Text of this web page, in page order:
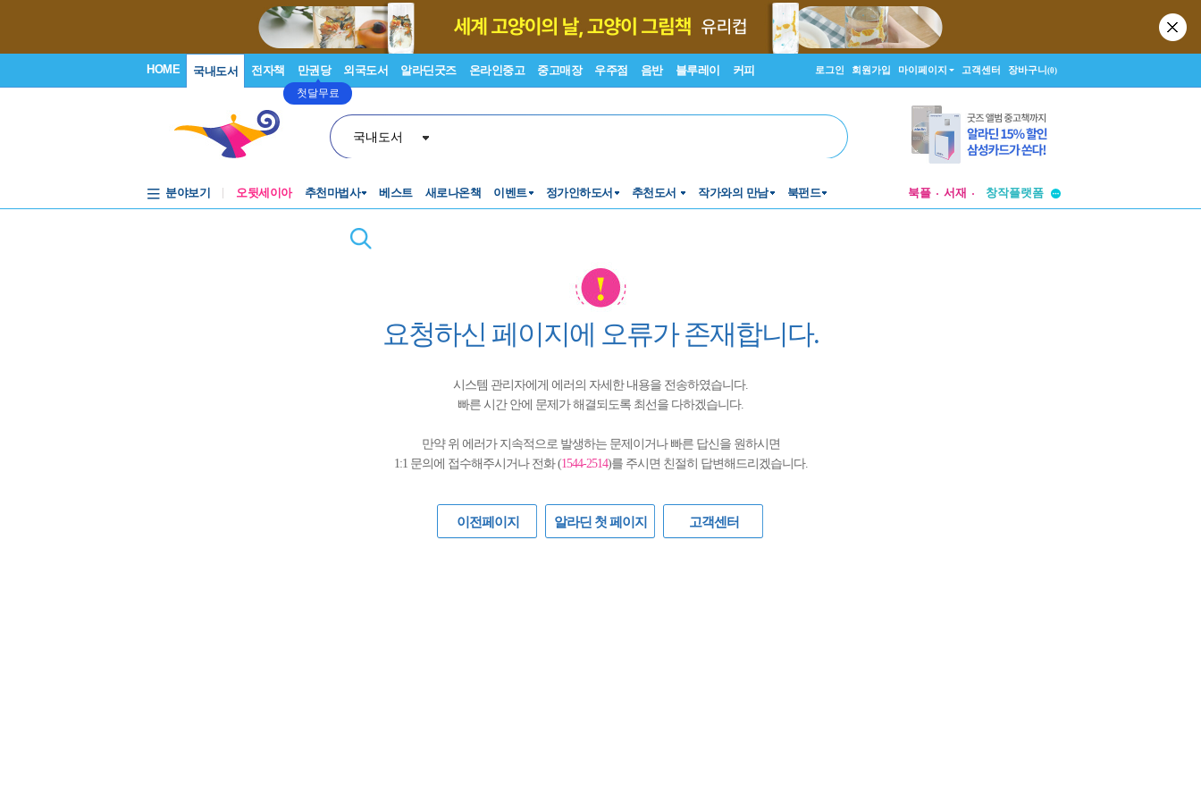
HOME 국내도서 전자책 만권당
첫달무료
외국도서 알라딘굿즈 온라인중고 중고매장 우주점 음반 블루레이 커피 로그인 회원가입 마이페이지 고객센터 장바구니(0)
국내도서
분야보기 오뒷세이아 추천마법사 베스트 새로나온책 이벤트 정가인하도서 추천도서 작가와의 만남 북펀드 북플 서재
창작플랫폼
투비컨티뉴드
요청하신 페이지에 오류가 존재합니다.
시스템 관리자에게 에러의 자세한 내용을 전송하였습니다.
빠른 시간 안에 문제가 해결되도록 최선을 다하겠습니다.
만약 위 에러가 지속적으로 발생하는 문제이거나 빠른 답신을 원하시면
1:1 문의에 접수해주시거나 전화 (1544-2514)를 주시면 친절히 답변해드리겠습니다.
이전페이지 알라딘 첫 페이지 고객센터